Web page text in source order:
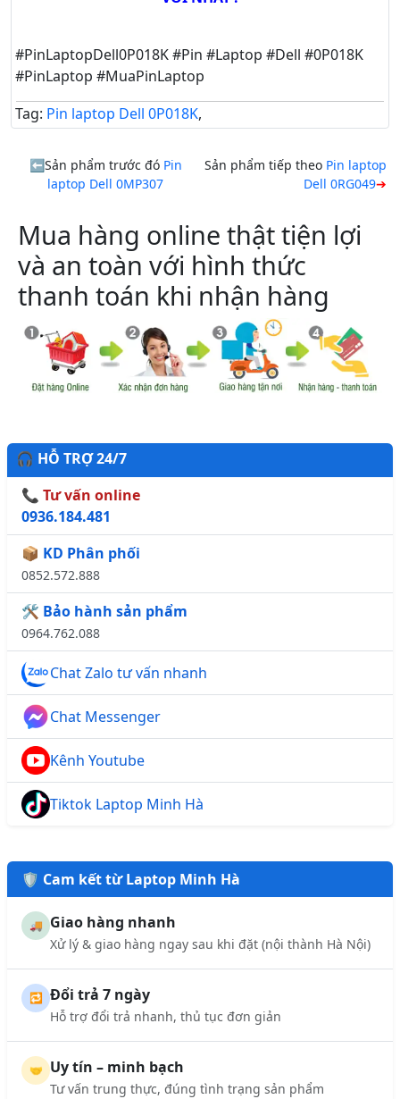
#PinLaptopDell0P018K #Pin #Laptop #Dell #0P018K
#PinLaptop #MuaPinLaptop
Tag: Pin laptop Dell 0P018K,
Sản phẩm trước đó Pin
laptop Dell 0MP307
Sản phẩm tiếp theo Pin laptop
Dell 0RG049
Mua hàng online thật tiện lợi
và an toàn với hình thức
thanh toán khi nhận hàng
🎧 HỖ TRỢ 24/7
📞 Tư vấn online
0936.184.481
📦 KD Phân phối
0852.572.888
🛠️ Bảo hành sản phẩm
0964.762.088
Chat Zalo tư vấn nhanh
Chat Messenger
Kênh Youtube
Tiktok Laptop Minh Hà
🛡️ Cam kết từ Laptop Minh Hà
🚚 Giao hàng nhanh
Xử lý & giao hàng ngay sau khi đặt (nội thành Hà Nội)
🔁 Đổi trả 7 ngày
Hỗ trợ đổi trả nhanh, thủ tục đơn giản
🤝 Uy tín – minh bạch
Tư vấn trung thực, đúng tình trạng sản phẩm